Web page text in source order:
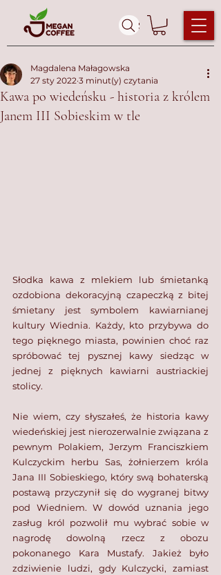
Szukaj ...
Kawa po wiedeńsku - historia z królem
Janem III Sobieskim w tle
Magdalena Małagowska
27 sty 2022 3 minut(y) czytania
Słodka kawa z mlekiem lub śmietanką
ozdobiona dekoracyjną czapeczką z bitej
śmietany jest symbolem kawiarnianej
kultury Wiednia. Każdy, kto przybywa do
tego pięknego miasta, powinien choć raz
spróbować tej pysznej kawy siedząc w
jednej z pięknych kawiarni austriackiej
stolicy.
Nie wiem, czy słyszałeś, że historia kawy
wiedeńskiej jest nierozerwalnie związana z
pewnym Polakiem, Jerzym Franciszkiem
Kulczyckim herbu Sas, żołnierzem króla
Jana III Sobieskiego, który swą bohaterską
postawą przyczynił się do wygranej bitwy
pod Wiedniem. W dowód uznania jego
zasług król pozwolił mu wybrać sobie w
nagrodę dowolną rzecz z obozu
pokonanego Kara Mustafy. Jakież było
zdziwienie ludzi, gdy Kulczycki, zamiast